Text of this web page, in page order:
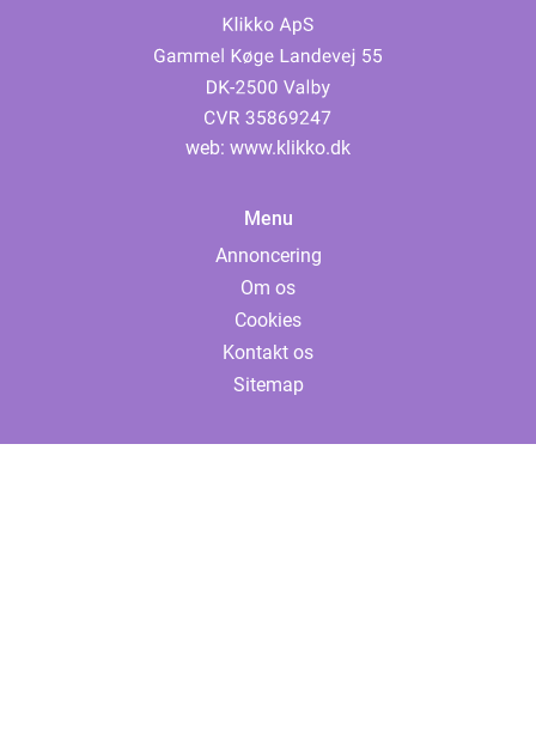
web: www.klikko.dk
Menu
Annoncering
Om os
Cookies
Kontakt os
Sitemap